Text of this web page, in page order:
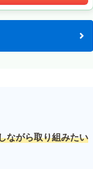
ながら取り組みたい